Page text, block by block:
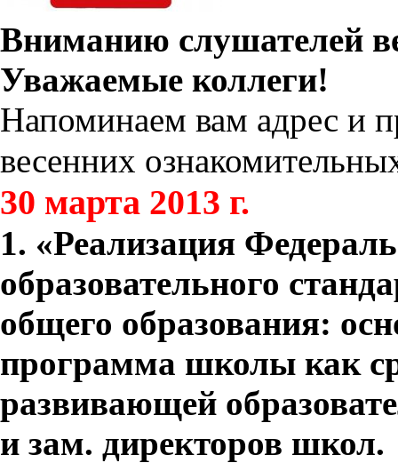
Вниманию слушателей
Уважаемые коллеги!
Напоминаем вам адрес и
весенних
30 марта 2013 г.
1. «Реализация
образовательного
общего образования:
программа школы как
развивающей
и зам. директоров школ.